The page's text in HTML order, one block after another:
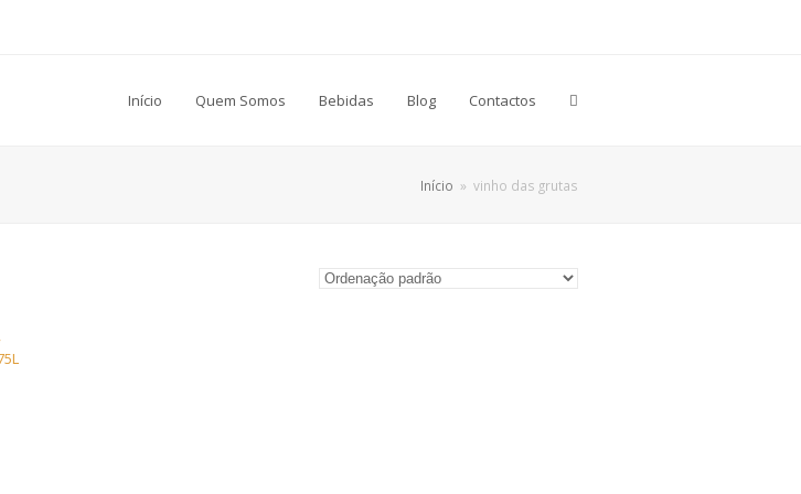
Início Quem Somos Bebidas Blog Contactos
Início » vinho das grutas